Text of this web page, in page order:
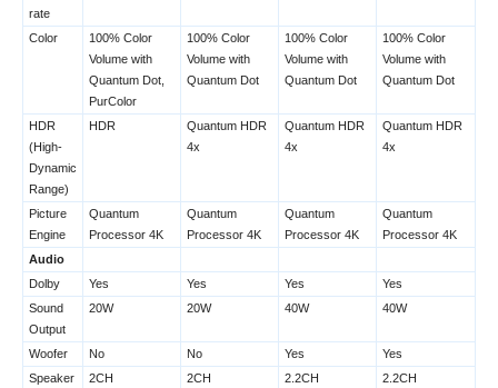
rate
Color
100% Color
Volume with
Quantum Dot,
PurColor
100% Color
Volume with
Quantum Dot
100% Color
Volume with
Quantum Dot
100% Color
Volume with
Quantum Dot
HDR
(High-
Dynamic
Range)
HDR
Quantum HDR
4x
Quantum HDR
4x
Quantum HDR
4x
Picture
Engine
Quantum
Processor 4K
Quantum
Processor 4K
Quantum
Processor 4K
Quantum
Processor 4K
Audio
Dolby
Yes Yes Yes
Yes
Sound
Output
20W 20W 40W 40W
Woofer No No Yes
Yes
Speaker
2CH 2CH 2.2CH 2.2CH